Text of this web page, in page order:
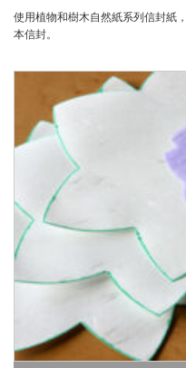
使用植物和樹木自然紙系列信封紙
本信封。